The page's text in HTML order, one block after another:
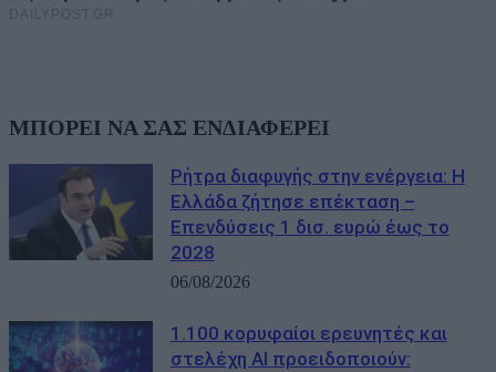
ΜΠΟΡΕΙ ΝΑ ΣΑΣ ΕΝΔΙΑΦΕΡΕΙ
Ρήτρα διαφυγής στην ενέργεια: Η
Ελλάδα ζήτησε επέκταση –
Επενδύσεις 1 δισ. ευρώ έως το
2028
06/08/2026
1.100 κορυφαίοι ερευνητές και
στελέχη AI προειδοποιούν: